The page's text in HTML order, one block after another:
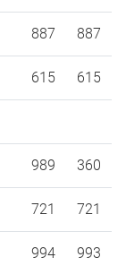
887 887
615 615
989 360
721 721
994 993